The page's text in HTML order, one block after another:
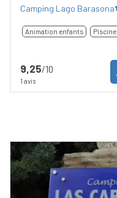
Camping Lago Barasona
Animation enfants Piscine
9,25/10
1 avis